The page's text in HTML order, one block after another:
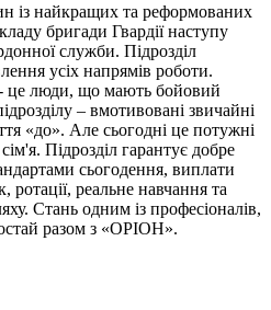
із найкращих та реформованих
бригади Гвардії наступу
служби. Підрозділ
усіх напрямів роботи.
це люди, що мають бойовий
– вмотивовані звичайні
«до». Але сьогодні це потужні
Підрозділ гарантує добре
сьогодення, виплати
ротації, реальне навчання та
Стань одним із професіоналів,
разом з «ОРІОН».